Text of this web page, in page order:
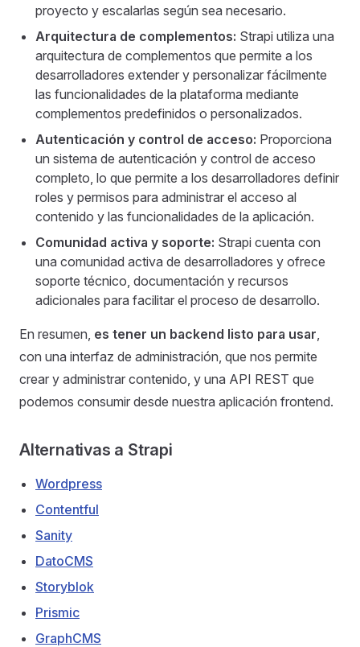
proyecto y escalarlas según sea necesario.
Arquitectura de complementos: Strapi utiliza una
arquitectura de complementos que permite a los
desarrolladores extender y personalizar fácilmente
las funcionalidades de la plataforma mediante
complementos predefinidos o personalizados.
Autenticación y control de acceso: Proporciona
un sistema de autenticación y control de acceso
completo, lo que permite a los desarrolladores definir
roles y permisos para administrar el acceso al
contenido y las funcionalidades de la aplicación.
Comunidad activa y soporte: Strapi cuenta con
una comunidad activa de desarrolladores y ofrece
soporte técnico, documentación y recursos
adicionales para facilitar el proceso de desarrollo.
En resumen, es tener un backend listo para usar,
con una interfaz de administración, que nos permite
crear y administrar contenido, y una API REST que
podemos consumir desde nuestra aplicación frontend.
Alternativas a Strapi
Wordpress
Contentful
Sanity
DatoCMS
Storyblok
Prismic
GraphCMS